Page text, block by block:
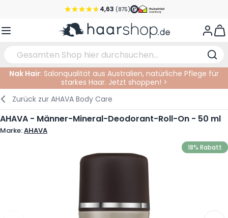
Zum Inhalt springen 4,63 (875)
Vor 22 Uhr bestellt, noch heute versendet!*
Haarpflege
Styling
Haarfarbe
Gesichtspflege
Körperpflege
Bräunungsprodukte
Augenbrauen
Augen
Lippen
Nagelprodukte
Nagel Zubehör
Haarprodukte
Rasierprodukte
Bartpflege
Elektrisch
Rasieren
Schneidzubehör
Im Salon
Schneiden
Haarfarbe
Nak Hair: Salonqualität aus Australien, natürliche Pflege für
starkes Haar. Jetzt shoppen! >
Zurück zur AHAVA Body Care
AHAVA - Männer-Mineral-Deodorant-Roll-On - 50 ml
Marke:AHAVA
18% Rabatt